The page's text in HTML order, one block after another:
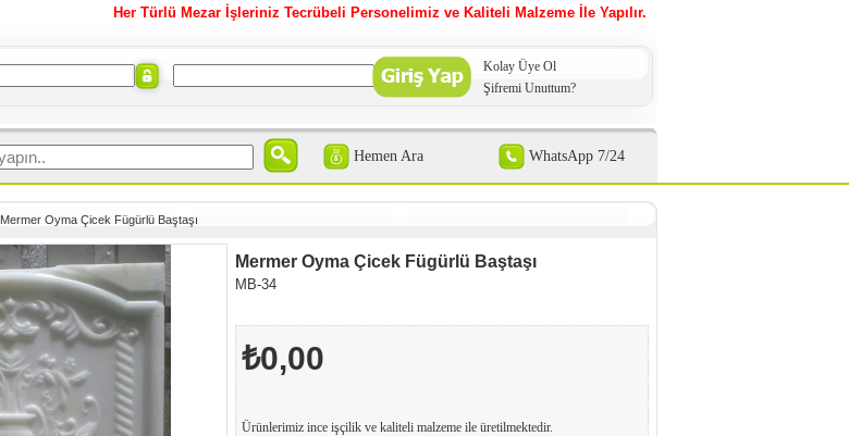
Her Türlü Mezar İşleriniz Tecrübeli Personelimiz ve Kaliteli Malzeme İle Yapılır.
Kolay Üye Ol
Şifremi Unuttum?
Hemen Ara WhatsApp 7/24
Mermer Oyma Çicek Fügürlü Baştaşı
Mermer Oyma Çicek Fügürlü Baştaşı
MB-34
₺0,00
Ürünlerimiz ince işçilik ve kaliteli malzeme ile üretilmektedir.